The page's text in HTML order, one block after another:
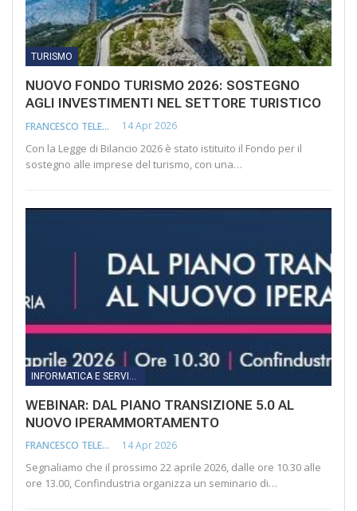
TURISMO
NUOVO FONDO TURISMO 2026: SOSTEGNO
AGLI INVESTIMENTI NEL SETTORE TURISTICO
FRANCESCO TELESCA 14 Apr 2026
Con la Legge di Bilancio 2026 è stato istituito il Fondo per il
sostegno alle imprese del turismo, con una…
WEBINAR: DAL PIANO TRANSIZIONE 5.0 AL
NUOVO IPERAMMORTAMENTO
FRANCESCO TELESCA 14 Apr 2026
Segnaliamo che il prossimo 22 aprile 2026, dalle ore 10.30 alle
ore 13.00, Confindustria organizza un seminario di…